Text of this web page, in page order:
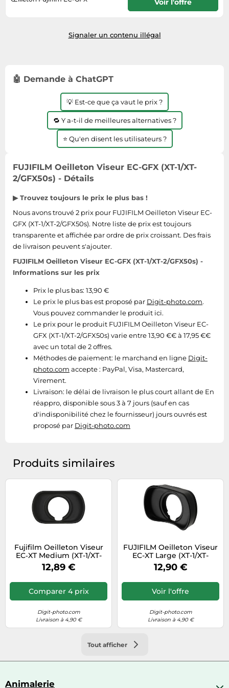
Techniques de mesure
Tronçonneuses
Tuyaux d'arrosage
Éclairage
Informatique
Médias
Objectifs photo
Ordinateurs portables
Plaques de cuisson
Reflex numériques
Robots de cuisine
Réfrigérateurs
Smartphones
Sèche-linge
Tablettes tactiles
Tondeuses cheveux & barbe
Téléphonie
Téléviseurs
Télévision & vidéo
Électroménager
Vêtements de sport
Voir l'offre
Signaler un contenu illégal
🤖 Demande à ChatGPT
💡 Est-ce que ça vaut le prix ?
🔁 Y a-t-il de meilleures alternatives ?
⭐ Qu'en disent les utilisateurs ?
FUJIFILM Oeilleton Viseur EC-GFX (XT-1/XT-
2/GFX50s) - Détails
▶ Trouvez toujours le prix le plus bas !
Nous avons trouvé 2 prix pour FUJIFILM Oeilleton Viseur EC-
GFX (XT-1/XT-2/GFX50s). Notre liste de prix est toujours
transparente et affichée par ordre de prix croissant. Des frais
de livraison peuvent s'ajouter.
FUJIFILM Oeilleton Viseur EC-GFX (XT-1/XT-2/GFX50s) -
Informations sur les prix
Prix le plus bas: 13,90 €
Le prix le plus bas est proposé par Digit-photo.com.
Vous pouvez commander le produit ici.
Le prix pour le produit FUJIFILM Oeilleton Viseur EC-
GFX (XT-1/XT-2/GFX50s) varie entre 13,90 €€ à 17,95 €€
avec un total de 2 offres.
Méthodes de paiement: le marchand en ligne Digit-
photo.com accepte : PayPal, Visa, Mastercard,
Virement.
Livraison: le délai de livraison le plus court allant de En
réappro, disponible sous 3 à 7 jours (sauf en cas
d'indisponibilité chez le fournisseur) jours ouvrés est
proposé par Digit-photo.com
Produits similaires
Fujifilm Oeilleton Viseur
EC‑XT Medium (XT-1/XT-
2/GFX50s)
12,89 €
Comparer 4 prix
Digit-photo.com
Livraison à 4,90 €
FUJIFILM Oeilleton Viseur
EC-XT Large (XT-1/XT-
2/GFX50s)
12,90 €
Voir l'offre
Digit-photo.com
Livraison à 4,90 €
Tout afficher
Animalerie